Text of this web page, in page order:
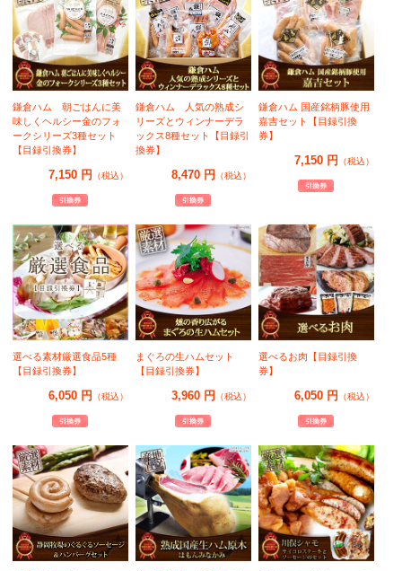
鎌倉ハム 朝ごはんに美
味しくヘルシー金のフォ
ークシリーズ3種セット
【目録引換券】
7,150 円 （税込）
鎌倉ハム 人気の熟成シ
リーズとウィンナーデラ
ックス8種セット【目録引
換券】
8,470 円 （税込）
鎌倉ハム 国産銘柄豚使用
嘉吉セット【目録引換
券】
7,150 円 （税込）
選べる素材厳選食品5種
【目録引換券】
6,050 円 （税込）
まぐろの生ハムセット
【目録引換券】
3,960 円 （税込）
選べるお肉【目録引換
券】
6,050 円 （税込）